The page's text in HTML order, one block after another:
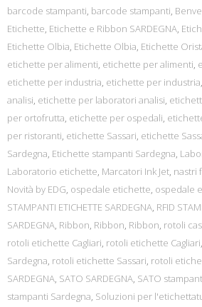
barcode stampanti, barcode stampanti,
Etichette, Etichette e Ribbon SARDEGNA,
Etichette Olbia, Etichette Olbia, Etichette
etichette per alimenti, etichette per alimenti,
etichette per industria, etichette per industria,
analisi, etichette per laboratori analisi,
per ortofrutta, etichette per ospedali,
per ristoranti, etichette Sassari, etichette
Sardegna, Etichette stampanti Sardegna,
Laboratorio etichette, Marcatori Ink Jet, nastri
Novità by EDG, ospedale etichette, ospedale
STAMPANTI ETICHETTE SARDEGNA, RFID
SARDEGNA, Ribbon, Ribbon, Ribbon, rotoli
rotoli etichette Cagliari, rotoli etichette Cagliari,
Sardegna, rotoli etichette Sassari, rotoli
SARDEGNA, SATO SARDEGNA, SATO
stampanti Sardegna, Soluzioni per